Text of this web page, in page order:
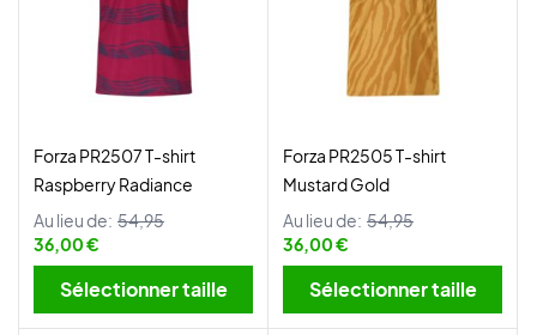
Forza PR2507 T-shirt
Raspberry Radiance
Au lieu de: 54,95
36,00 €
Sélectionner taille
Forza PR2505 T-shirt
Mustard Gold
Au lieu de: 54,95
36,00 €
Sélectionner taille